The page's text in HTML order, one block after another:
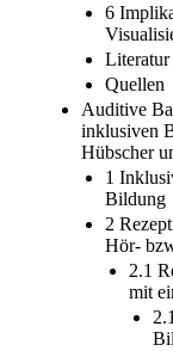
6
Literatur
Quellen
Auditive
inklusiven
Hübscher
1
Bildung
2
Hör-
2.1
mit